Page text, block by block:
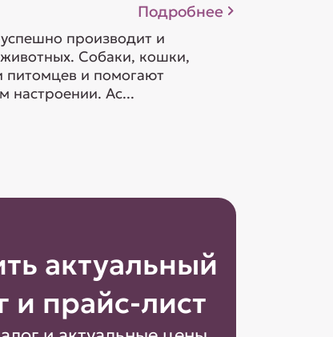
Подробнее
производит и
Собаки, кошки,
питомцев и помогают
настроении. Ас...
актуальный
и прайс-лист